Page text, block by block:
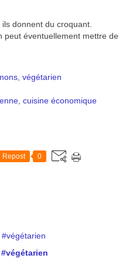
donnent du croquant.
peut éventuellement mettre
végétarien
cuisine économique
Repost 0